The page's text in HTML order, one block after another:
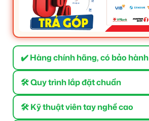
✔️ Hàng chính hãng, có bảo hành
🛠 Quy trình lắp đặt chuẩn
🛠 Kỹ thuật viên tay nghề cao